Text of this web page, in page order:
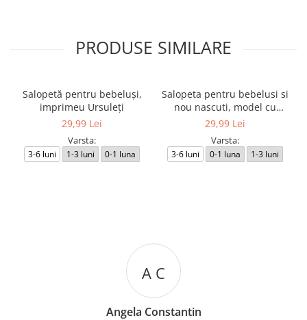
PRODUSE SIMILARE
Salopetă pentru bebeluși,
imprimeu Ursuleți
29,99 Lei
Varsta:
3-6 luni 1-3 luni 0-1 luna
Salopeta pentru bebelusi si
nou nascuti, model cu
Ursuleti
29,99 Lei
Varsta:
3-6 luni 0-1 luna 1-3 luni
A C
Angela Constantin